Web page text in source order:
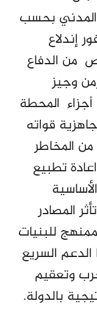
بحسب
إندلاع
من الدفاع
وجيز
المحطة
قواته
المخاطر
تطبيع
المصادر
للبنيات
السريع
وتعقيم
بالدولة.